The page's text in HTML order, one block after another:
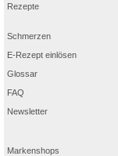
Rezepte
Schmerzen
E-Rezept einlösen
Glossar
FAQ
Newsletter
Markenshops